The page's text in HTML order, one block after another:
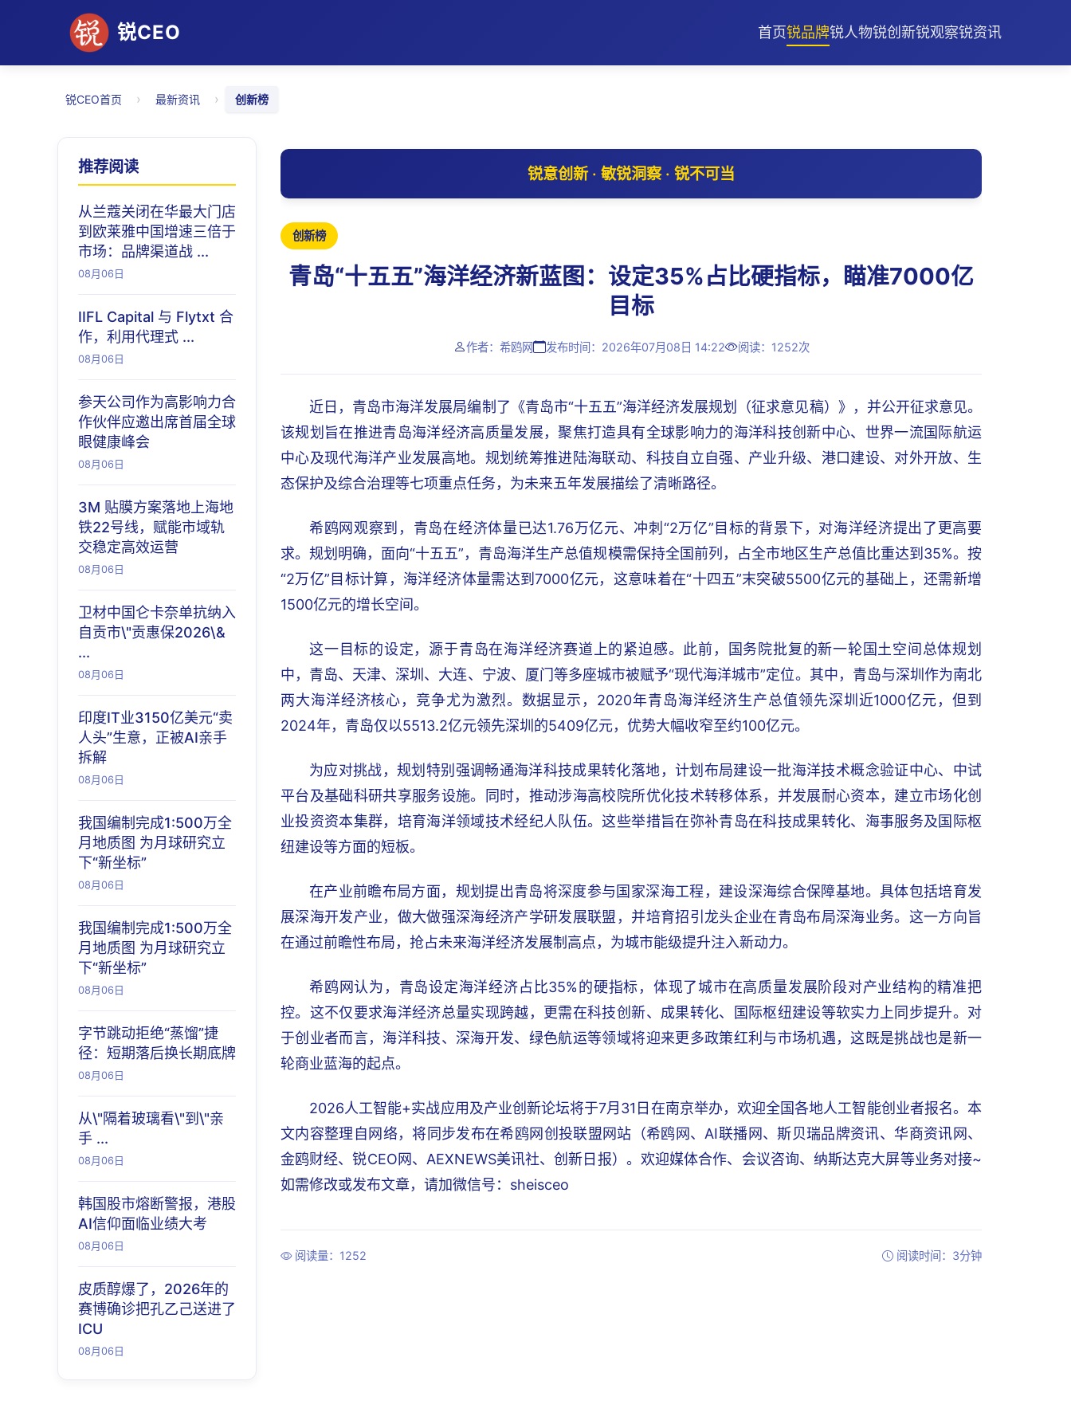
锐CEO 首页锐品牌锐人物锐创新锐观察锐资讯
锐CEO首页 › 最新资讯 › 创新榜
推荐阅读
从兰蔻关闭在华最大门店
到欧莱雅中国增速三倍于
市场：品牌渠道战 ...
08月06日
IIFL Capital 与 Flytxt 合
作，利用代理式 ...
08月06日
参天公司作为高影响力合
作伙伴应邀出席首届全球
眼健康峰会
08月06日
3M 贴膜方案落地上海地
铁22号线，赋能市域轨
交稳定高效运营
08月06日
卫材中国仑卡奈单抗纳入
自贡市\"贡惠保2026\&
...
08月06日
印度IT业3150亿美元“卖
人头”生意，正被AI亲手
拆解
08月06日
我国编制完成1:500万全
月地质图 为月球研究立
下“新坐标”
08月06日
我国编制完成1:500万全
月地质图 为月球研究立
下“新坐标”
08月06日
字节跳动拒绝“蒸馏”捷
径：短期落后换长期底牌
08月06日
从\"隔着玻璃看\"到\"亲
手 ...
08月06日
韩国股市熔断警报，港股
AI信仰面临业绩大考
08月06日
皮质醇爆了，2026年的
赛博确诊把孔乙己送进了
ICU
08月06日
锐意创新 · 敏锐洞察 · 锐不可当
创新榜
青岛“十五五”海洋经济新蓝图：设定35%占比硬指标，瞄准7000亿
目标
作者：希鸥网 发布时间：2026年07月08日 14:22 阅读：1252次
近日，青岛市海洋发展局编制了《青岛市“十五五”海洋经济发展规划（征求意见稿）》，并公开征求意见。
该规划旨在推进青岛海洋经济高质量发展，聚焦打造具有全球影响力的海洋科技创新中心、世界一流国际航运
中心及现代海洋产业发展高地。规划统筹推进陆海联动、科技自立自强、产业升级、港口建设、对外开放、生
态保护及综合治理等七项重点任务，为未来五年发展描绘了清晰路径。
希鸥网观察到，青岛在经济体量已达1.76万亿元、冲刺“2万亿”目标的背景下，对海洋经济提出了更高要
求。规划明确，面向“十五五”，青岛海洋生产总值规模需保持全国前列，占全市地区生产总值比重达到35%。按
“2万亿”目标计算，海洋经济体量需达到7000亿元，这意味着在“十四五”末突破5500亿元的基础上，还需新增
1500亿元的增长空间。
这一目标的设定，源于青岛在海洋经济赛道上的紧迫感。此前，国务院批复的新一轮国土空间总体规划
中，青岛、天津、深圳、大连、宁波、厦门等多座城市被赋予“现代海洋城市”定位。其中，青岛与深圳作为南北
两大海洋经济核心，竞争尤为激烈。数据显示，2020年青岛海洋经济生产总值领先深圳近1000亿元，但到
2024年，青岛仅以5513.2亿元领先深圳的5409亿元，优势大幅收窄至约100亿元。
为应对挑战，规划特别强调畅通海洋科技成果转化落地，计划布局建设一批海洋技术概念验证中心、中试
平台及基础科研共享服务设施。同时，推动涉海高校院所优化技术转移体系，并发展耐心资本，建立市场化创
业投资资本集群，培育海洋领域技术经纪人队伍。这些举措旨在弥补青岛在科技成果转化、海事服务及国际枢
纽建设等方面的短板。
在产业前瞻布局方面，规划提出青岛将深度参与国家深海工程，建设深海综合保障基地。具体包括培育发
展深海开发产业，做大做强深海经济产学研发展联盟，并培育招引龙头企业在青岛布局深海业务。这一方向旨
在通过前瞻性布局，抢占未来海洋经济发展制高点，为城市能级提升注入新动力。
希鸥网认为，青岛设定海洋经济占比35%的硬指标，体现了城市在高质量发展阶段对产业结构的精准把
控。这不仅要求海洋经济总量实现跨越，更需在科技创新、成果转化、国际枢纽建设等软实力上同步提升。对
于创业者而言，海洋科技、深海开发、绿色航运等领域将迎来更多政策红利与市场机遇，这既是挑战也是新一
轮商业蓝海的起点。
2026人工智能+实战应用及产业创新论坛将于7月31日在南京举办，欢迎全国各地人工智能创业者报名。本
文内容整理自网络，将同步发布在希鸥网创投联盟网站（希鸥网、AI联播网、斯贝瑞品牌资讯、华商资讯网、
金鸥财经、锐CEO网、AEXNEWS美讯社、创新日报）。欢迎媒体合作、会议咨询、纳斯达克大屏等业务对接~
如需修改或发布文章，请加微信号：sheisceo
阅读量：1252 阅读时间：3分钟